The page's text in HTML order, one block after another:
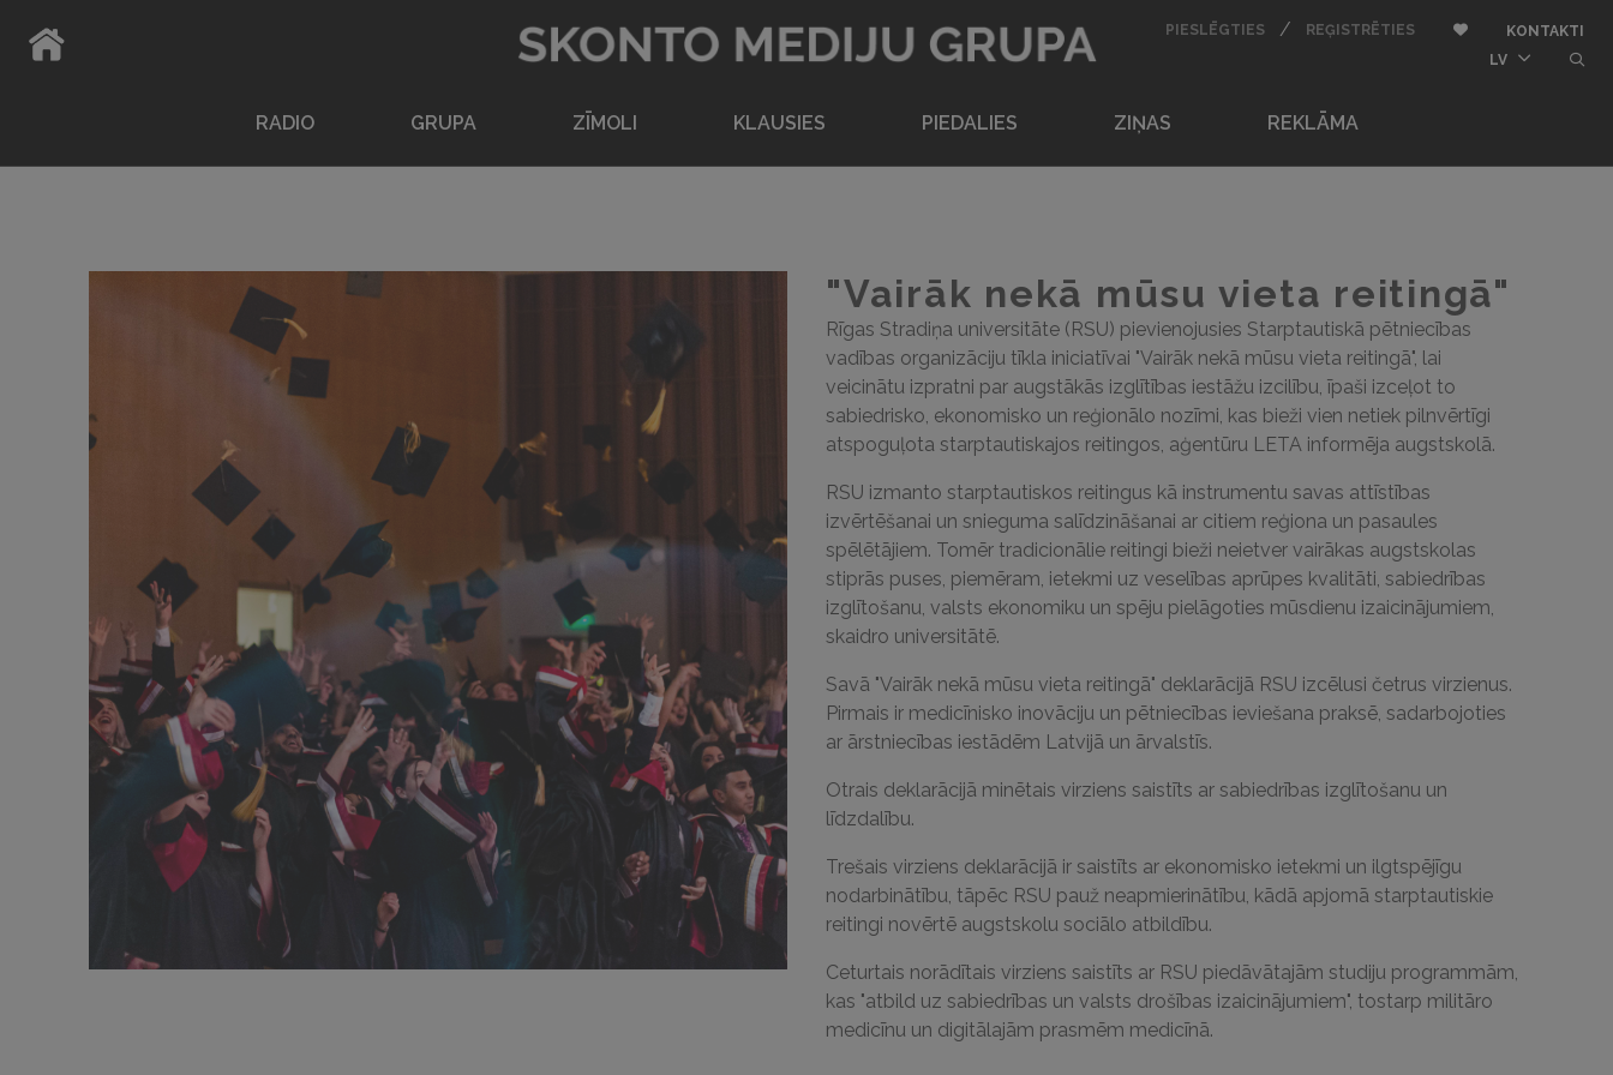
PIESLĒGTIESAUTORIZĒTIES
/ REĢISTRĒTIESREĢISTRĒTIESPievienot pie iemīļota
KONTAKTI
LV
RADIO GRUPA ZĪMOLI KLAUSIES PIEDALIES ZIŅAS REKLĀMA
"Vairāk nekā mūsu vieta reitingā"
Rīgas Stradiņa universitāte (RSU) pievienojusies Starptautiskā pētniecības
vadības organizāciju tīkla iniciatīvai "Vairāk nekā mūsu vieta reitingā", lai
veicinātu izpratni par augstākās izglītības iestāžu izcilību, īpaši izceļot to
sabiedrisko, ekonomisko un reģionālo nozīmi, kas bieži vien netiek pilnvērtīgi
atspoguļota starptautiskajos reitingos, aģentūru LETA informēja augstskolā.
RSU izmanto starptautiskos reitingus kā instrumentu savas attīstības
izvērtēšanai un snieguma salīdzināšanai ar citiem reģiona un pasaules
spēlētājiem. Tomēr tradicionālie reitingi bieži neietver vairākas augstskolas
stiprās puses, piemēram, ietekmi uz veselības aprūpes kvalitāti, sabiedrības
izglītošanu, valsts ekonomiku un spēju pielāgoties mūsdienu izaicinājumiem,
skaidro universitātē.
Savā "Vairāk nekā mūsu vieta reitingā" deklarācijā RSU izcēlusi četrus virzienus.
Pirmais ir medicīnisko inovāciju un pētniecības ieviešana praksē, sadarbojoties
ar ārstniecības iestādēm Latvijā un ārvalstīs.
Otrais deklarācijā minētais virziens saistīts ar sabiedrības izglītošanu un
līdzdalību.
Trešais virziens deklarācijā ir saistīts ar ekonomisko ietekmi un ilgtspējīgu
nodarbinātību, tāpēc RSU pauž neapmierinātību, kādā apjomā starptautiskie
reitingi novērtē augstskolu sociālo atbildību.
Ceturtais norādītais virziens saistīts ar RSU piedāvātajām studiju programmām,
kas "atbild uz sabiedrības un valsts drošības izaicinājumiem", tostarp militāro
medicīnu un digitālajām prasmēm medicīnā.